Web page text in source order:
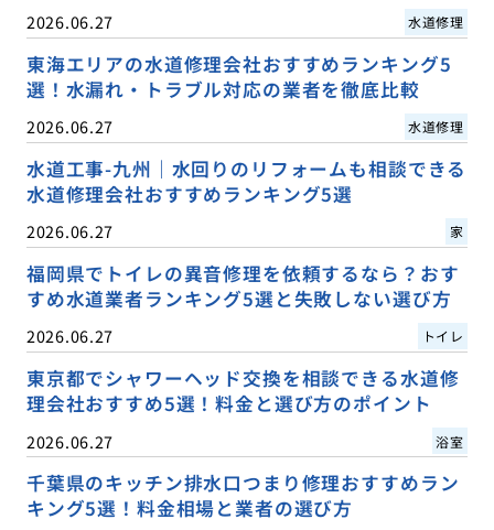
2026.06.27 水道修理
東海エリアの水道修理会社おすすめランキング5
選！水漏れ・トラブル対応の業者を徹底比較
2026.06.27 水道修理
水道工事-九州｜水回りのリフォームも相談できる
水道修理会社おすすめランキング5選
2026.06.27 家
福岡県でトイレの異音修理を依頼するなら？おす
すめ水道業者ランキング5選と失敗しない選び方
2026.06.27 トイレ
東京都でシャワーヘッド交換を相談できる水道修
理会社おすすめ5選！料金と選び方のポイント
2026.06.27 浴室
千葉県のキッチン排水口つまり修理おすすめラン
キング5選！料金相場と業者の選び方